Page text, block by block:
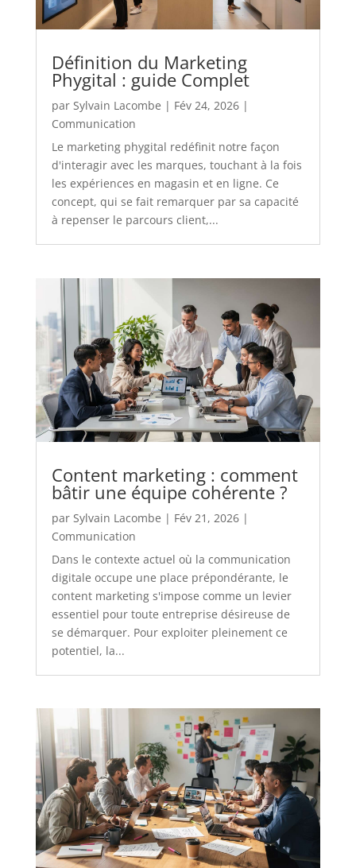
Définition du Marketing
Phygital : guide Complet
par Sylvain Lacombe | Fév 24, 2026|
Communication
Le marketing phygital redéfinit notre façon
d'interagir avec les marques, touchant à la fois
les expériences en magasin et en ligne. Ce
concept, qui se fait remarquer par sa capacité
à repenser le parcours client,...
Content marketing : comment
bâtir une équipe cohérente ?
par Sylvain Lacombe | Fév 21, 2026|
Communication
Dans le contexte actuel où la communication
digitale occupe une place prépondérante, le
content marketing s'impose comme un levier
essentiel pour toute entreprise désireuse de
se démarquer. Pour exploiter pleinement ce
potentiel, la...